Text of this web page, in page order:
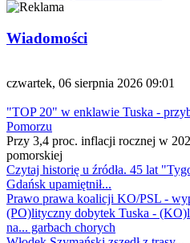
Wiadomości
czwartek, 06 sierpnia 2026 09:01
"TOP 20" w enklawie Tuska -
Pomorzu
Przy 3,4 proc. inflacji rocznej w
pomorskiej
Czytaj historię u źródła. 45 lat
Gdańsk upamiętnił...
Prawo prawa koalicji KO/PSL -
(PO)lityczny dobytek Tuska -
na... garbach chorych